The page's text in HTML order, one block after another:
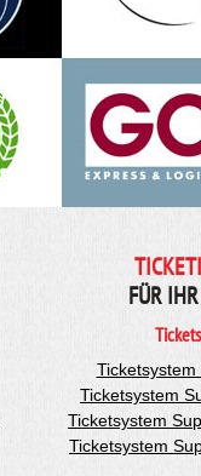
FÜR
Ticketsystem
Ticketsystem
Ticketsystem